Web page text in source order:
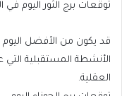
توقعات برج الثور اليوم
قد يكون من الأفضل اليوم
الأنشطة المستقبلية
العقلية.